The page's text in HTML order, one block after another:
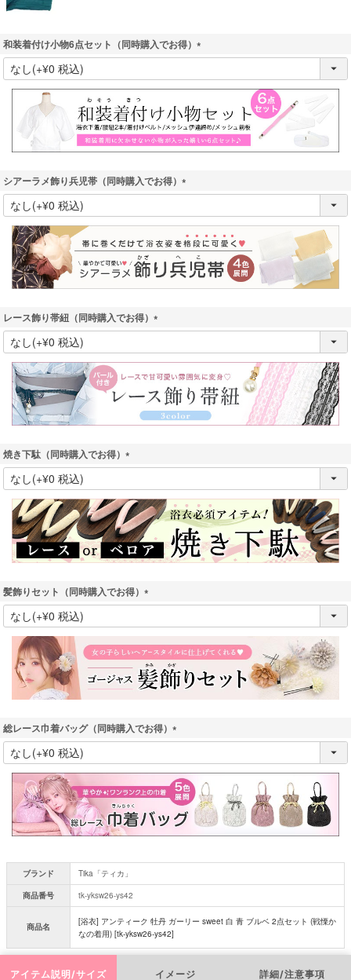
和装着付け小物6点セット（同時購入でお得）
(
必
須
シアーラメ飾り兵児帯（同時購入でお得）
(
必
須
)
レース飾り帯紐（同時購入でお得）
(
必
須
)
焼き下駄（同時購入でお得）
(
必
須
)
髪飾りセット（同時購入でお得）
(
必
)
総レース巾着バッグ（同時購入でお得）
(
必
須
)
ブランド
Tika「ティカ」
商品番号
tk-yksw26-ys42
商品名
[浴衣] アンティーク 牡丹 ガーリー sweet 白 青 ブルベ 2点セット (戦慄か
なの着用) [tk-yksw26-ys42]
アイテム説明/サイズ イメージ 詳細/注意事項